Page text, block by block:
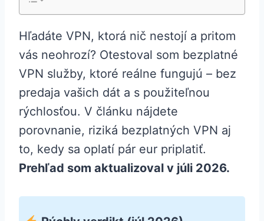
Hľadáte VPN, ktorá nič nestojí a pritom
vás neohrozí? Otestoval som bezplatné
VPN služby, ktoré reálne fungujú – bez
predaja vašich dát a s použiteľnou
rýchlosťou. V článku nájdete
porovnanie, riziká bezplatných VPN aj
to, kedy sa oplatí pár eur priplatiť.
Prehľad som aktualizoval v júli 2026.